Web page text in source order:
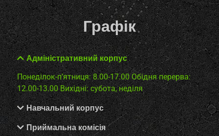
Графік
Адміністративний корпус
Понеділок-п’ятниця: 8.00-17.00 Обідня перерва:
12.00-13.00 Вихідні: субота, неділя
Навчальний корпус
Приймальна комісія